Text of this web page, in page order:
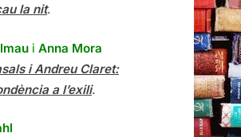
la nit.
i Anna Mora
i Andreu Claret:
a l’exili.